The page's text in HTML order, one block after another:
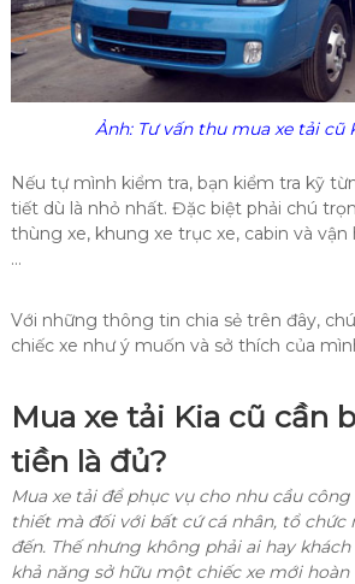
Ảnh: Tư vấn thu mua xe tải cũ
Nếu tự mình kiểm tra, bạn kiểm tra kỹ
tiết dù là nhỏ nhất. Đặc biệt phải chú
thùng xe, khung xe trục xe, cabin và vận
…
Với những thông tin chia sẻ trên đây,
chiếc xe như ý muốn và sở thích của
Mua xe tải Kia cũ cần
tiền là đủ?
Mua xe tải để phục vụ cho nhu cầu
thiết mà đối với bất cứ cá nhân, tổ chức
đến. Thế nhưng không phải ai hay
khả năng sở hữu một chiếc xe mới hoàn